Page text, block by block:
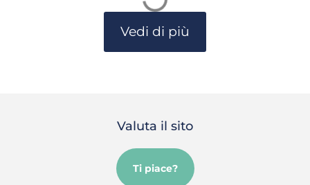
Vedi di più
Valuta il sito
Ti piace?